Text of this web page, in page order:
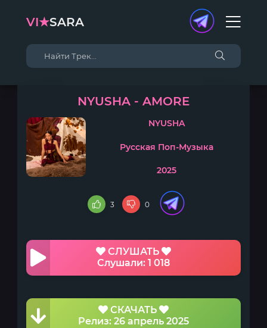
VI★SARA
NYUSHA - AMORE
NYUSHA
Русская Поп-Музыка
2025
3 0
СЛУШАТЬ
Слушали: 1 018
СКАЧАТЬ
Релиз: 26 апрель 2025